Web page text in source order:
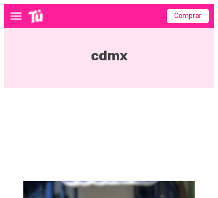
Menú Comprar
cdmx